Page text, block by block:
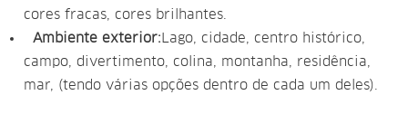
cores fracas, cores brilhantes.
Ambiente exterior: Lago, cidade, centro histórico,
campo, divertimento, colina, montanha, residência,
mar, (tendo várias opções dentro de cada um deles).